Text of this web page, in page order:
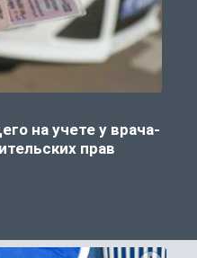
на учете у врача-
прав